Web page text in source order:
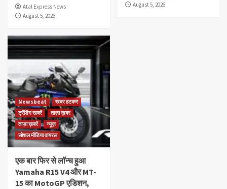
Atal Express News
August 5, 2026
August 5, 2026
Newsbeat
खबर हटकर
ट्रेंडिंग खबरें
ताज़ा ख़बर
ताज़ा ख़बरें
न्यूज़
सोशल मीडिया वायरल
एक बार फिर से लॉन्च हुआ
Yamaha R15 V4 और MT-
15 का MotoGP एडिशन,